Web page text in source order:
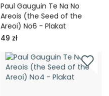
Paul Gauguin Te Na No
Areois (the Seed of the
Areoi) No6 - Plakat
49 zł